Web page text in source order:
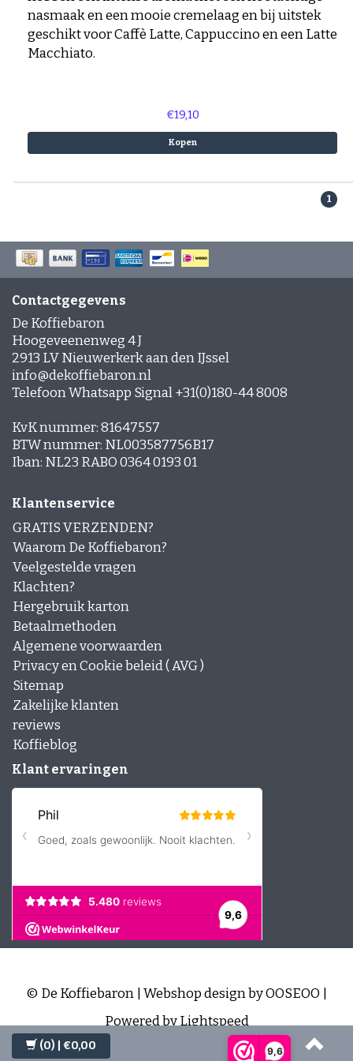
9,6
nasmaak en een mooie cremelaag en bij uitstek
geschikt voor Caffè Latte, Cappuccino en een Latte
Macchiato.
€19,10
Kopen
1
Contactgegevens
De Koffiebaron
Hoogeveenenweg 4 J
2913 LV Nieuwerkerk aan den IJssel
info@dekoffiebaron.nl
Telefoon Whatsapp Signal +31(0)180-44 8008
KvK nummer: 81647557
BTW nummer: NL003587756B17
Iban: NL23 RABO 0364 0193 01
Klantenservice
GRATIS VERZENDEN?
Waarom De Koffiebaron?
Veelgestelde vragen
Klachten?
Hergebruik karton
Betaalmethoden
Algemene voorwaarden
Privacy en Cookie beleid ( AVG )
Sitemap
Zakelijke klanten
reviews
Koffieblog
Klant ervaringen
© De Koffiebaron | Webshop design byOOSEOO
Powered byLightspeed
(0) | €0,00